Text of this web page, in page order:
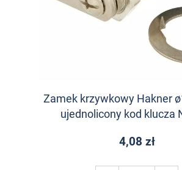
Zamek krzywkowy Hakner
ujednolicony kod klucza
4,08 zł